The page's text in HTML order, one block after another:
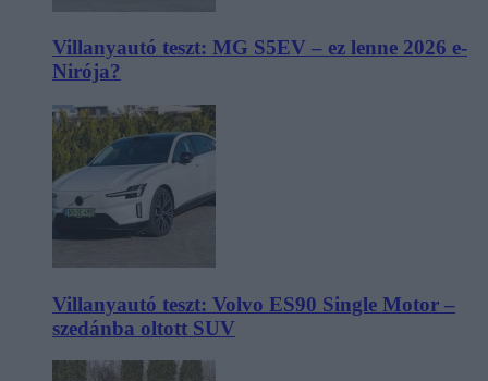
Villanyautó teszt: MG S5EV – ez lenne 2026 e-
Nirója?
Villanyautó teszt: Volvo ES90 Single Motor –
szedánba oltott SUV